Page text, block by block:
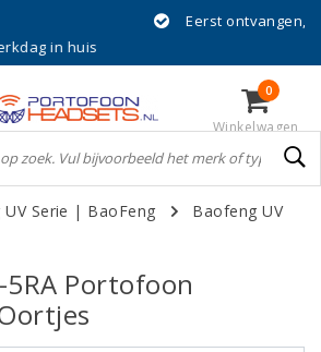
Eerst ontvangen, dan achteraf betalen met
0
Winkelwagen
Serie | BaoFeng
Baofeng UV
5RA Portofoon